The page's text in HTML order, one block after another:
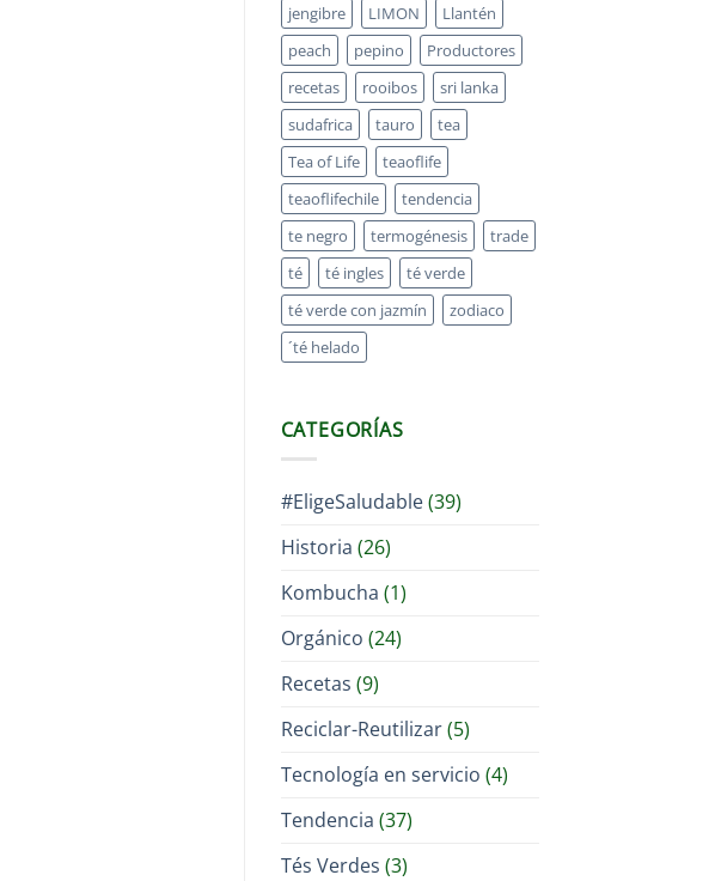
jengibre
LIMON
Llantén
peach
pepino
Productores
recetas
rooibos
sri lanka
sudafrica
tauro
tea
Tea of Life
teaoflife
teaoflifechile
tendencia
te negro
termogénesis
trade
té
té ingles
té verde
té verde con jazmín
zodiaco
´té helado
CATEGORÍAS
#EligeSaludable(39)
Historia (26)
Kombucha (1)
Orgánico (24)
Recetas (9)
Reciclar-Reutilizar(5)
Tecnología en servicio (4)
Tendencia (37)
Tés Verdes (3)